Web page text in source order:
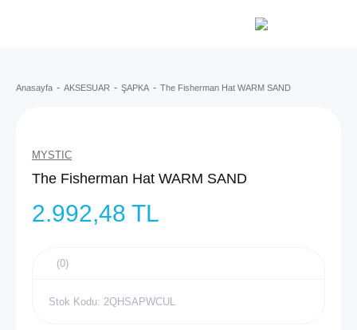
Anasayfa AKSESUAR ŞAPKA The Fisherman Hat WARM SAND
MYSTIC
The Fisherman Hat WARM SAND
2.992,48 TL
(0)
Stok Kodu: 2QHSAPWCUL